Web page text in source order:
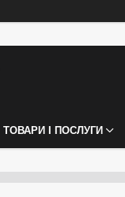
ТОВАРИ І ПОСЛУГИ